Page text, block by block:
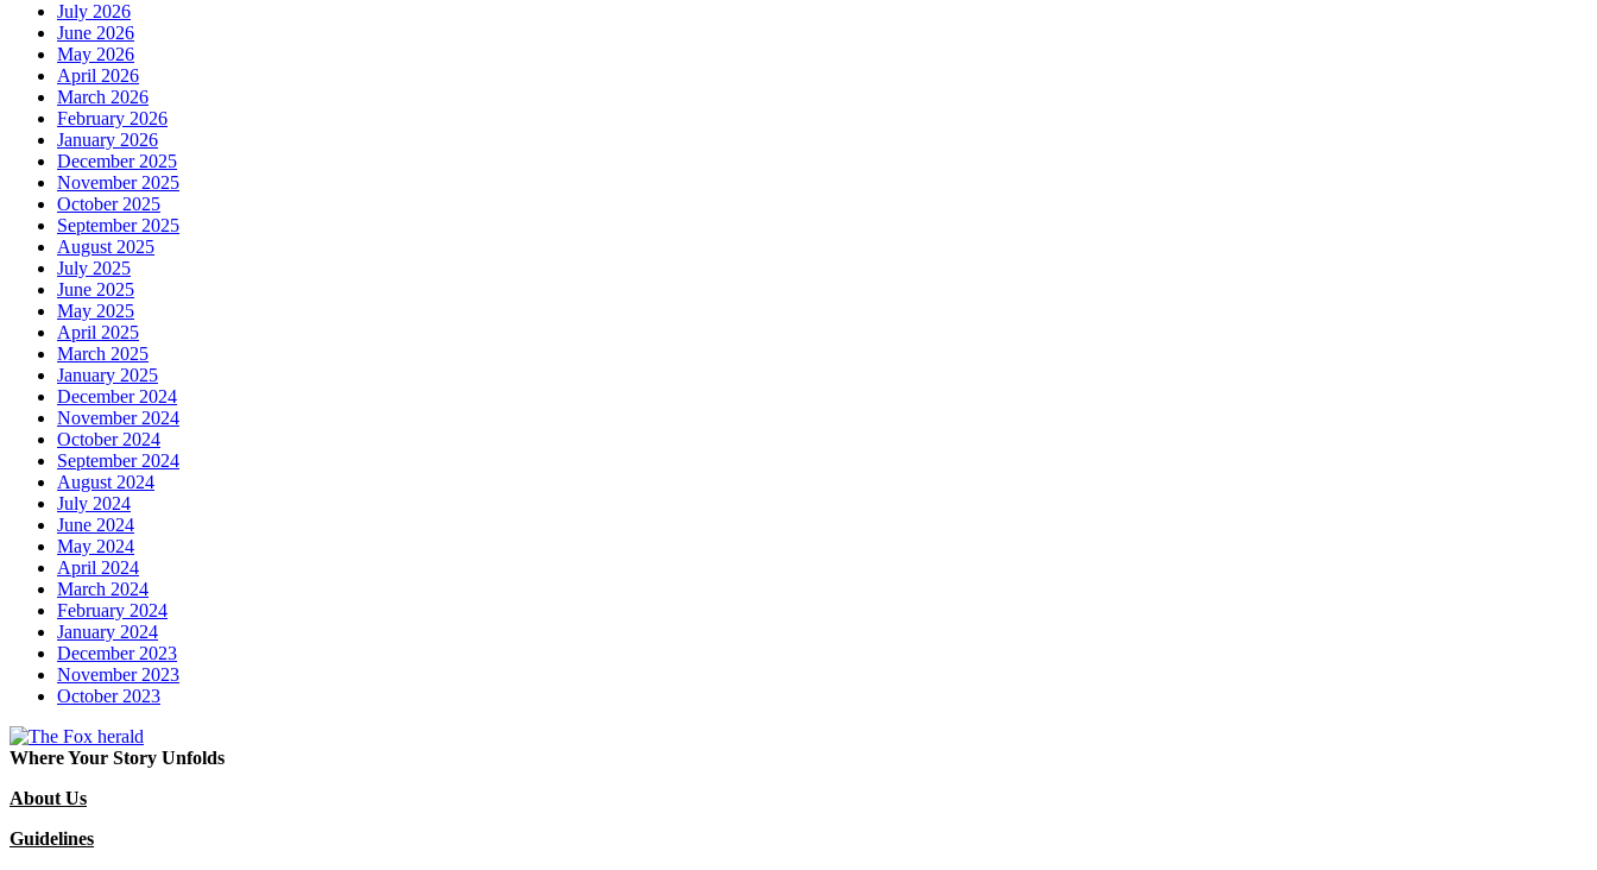
July 2026
June 2026
May 2026
April 2026
March 2026
February 2026
January 2026
December 2025
November 2025
October 2025
September 2025
August 2025
July 2025
June 2025
May 2025
April 2025
March 2025
January 2025
December 2024
November 2024
October 2024
September 2024
August 2024
July 2024
June 2024
May 2024
April 2024
March 2024
February 2024
January 2024
December 2023
November 2023
October 2023
Where Your Story Unfolds
About Us
Guidelines